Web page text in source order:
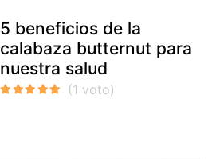
5 beneficios de la
calabaza butternut para
nuestra salud